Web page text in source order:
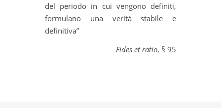
del periodo in cui vengono definiti,
formulano una verità stabile e
definitiva”
Fides et ratio, § 95